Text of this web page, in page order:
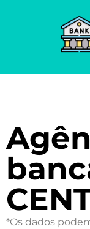
*Os dados